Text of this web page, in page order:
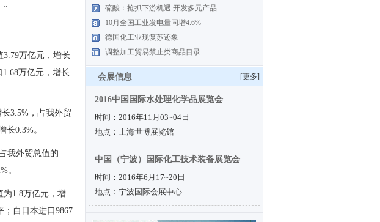
”
万亿元，增长
万亿元，增长
3.5%，占我外贸
长0.3%。
我外贸总值的
。
为1.8万亿元，增
；自日本进口9867
硫酸：抢抓下游机遇 开发多元产品
10月全国工业发电量同增4.6%
德国化工业现复苏迹象
调整加工贸易禁止类商品目录
会展信息 [更多]
2016中国国际水处理化学品展览会
时间：2016年11月03~04日
地点：上海世博展览馆
中国（宁波）国际化工技术装备展览会
时间：2016年6月17~20日
地点：宁波国际会展中心